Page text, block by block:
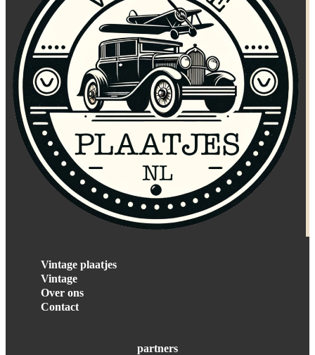
Vintage plaatjes
Vintage
Over ons
Contact
partners